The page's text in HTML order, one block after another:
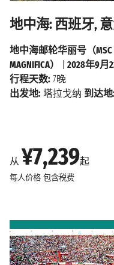
地中海: 西班牙,
从 ¥7,239起
每人价格 包含税费
地中海邮轮华丽号（MSC
MAGNIFICA）
2028年9月
行程天数: 7晚
出发地: 塔拉戈纳 到达地: